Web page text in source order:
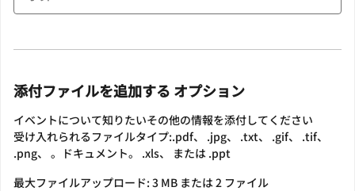
添付ファイルを追加する オプション
イベントについて知りたいその他の情報を添付してください
受け入れられるファイルタイプ:.pdf、 .jpg、 .txt、 .gif、 .tif、
.png、 。ドキュメント。 .xls、 または .ppt
最大ファイルアップロード: 3 MB または 2 ファイル